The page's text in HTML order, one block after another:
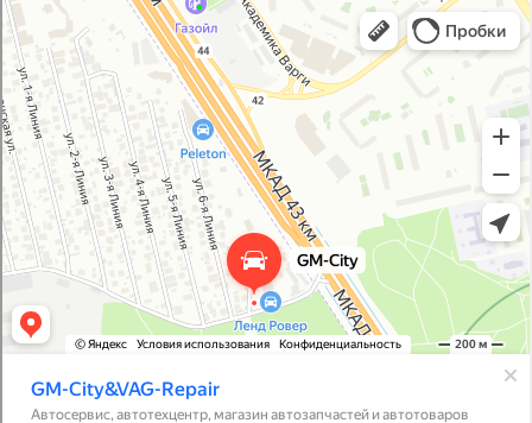
GM-City&VAG-Repair
Автосервис, автотехцентр в Москве
Магазин автозапчастей и автотоваров в Москве